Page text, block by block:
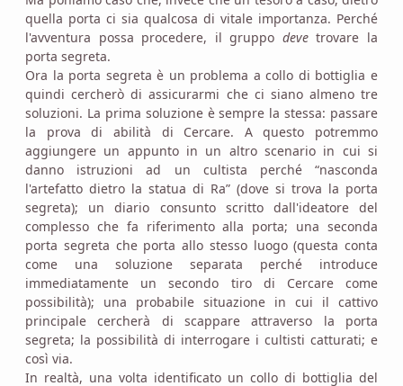
quella porta ci sia qualcosa di vitale importanza. Perché
l'avventura possa procedere, il gruppo devetrovare la
porta segreta.
Ora la porta segreta è un problema a collo di bottiglia e
quindi cercherò di assicurarmi che ci siano almeno tre
soluzioni. La prima soluzione è sempre la stessa: passare
la prova di abilità di Cercare. A questo potremmo
aggiungere un appunto in un altro scenario in cui si
danno istruzioni ad un cultista perché “nasconda
l'artefatto dietro la statua di Ra” (dove si trova la porta
segreta); un diario consunto scritto dall'ideatore del
complesso che fa riferimento alla porta; una seconda
porta segreta che porta allo stesso luogo (questa conta
come una soluzione separata perché introduce
immediatamente un secondo tiro di Cercare come
possibilità); una probabile situazione in cui il cattivo
principale cercherà di scappare attraverso la porta
segreta; la possibilità di interrogare i cultisti catturati; e
così via.
In realtà, una volta identificato un collo di bottiglia del